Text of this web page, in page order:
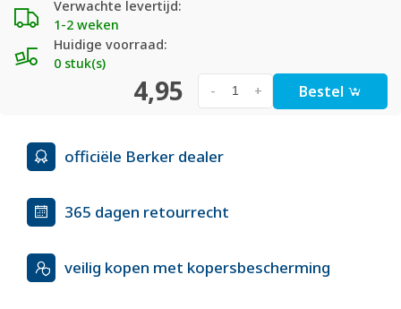
Verwachte levertijd:
1-2 weken
Huidige voorraad:
0 stuk(s)
4,95 +
- Bestel
officiële Berker dealer
365 dagen retourrecht
veilig kopen met kopersbescherming